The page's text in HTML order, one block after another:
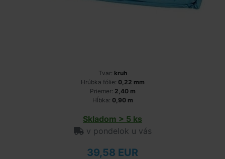
Tvar: kruh
Hrúbka fólie: 0,22 mm
Priemer: 2,40 m
Hĺbka: 0,90 m
Skladom > 5 ks
v pondelok u vás
39,58 EUR